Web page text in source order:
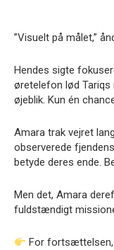
”Visuelt på målet,”
Hendes sigte
øretelefon lød Tariqs
øjeblik. Kun én
Amara trak vejret
observerede
betyde deres ende.
Men det, Amara
fuldstændigt
For